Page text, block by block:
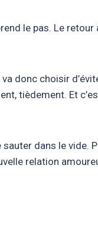
le pas. Le
donc choisir
tièdement. Et
dans le vide.
relation